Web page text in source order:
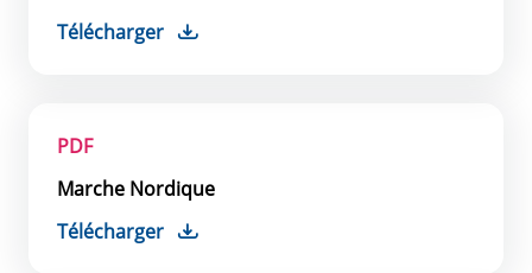
Télécharger
PDF
Marche Nordique
Télécharger